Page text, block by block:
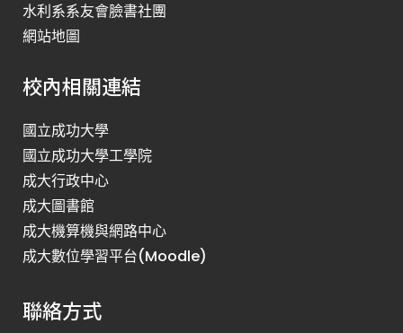
水利系系友會臉書社團
網站地圖
校內相關連結
國立成功大學
國立成功大學工學院
成大行政中心
成大圖書館
成大機算機與網路中心
成大數位學習平台(Moodle)
聯絡方式